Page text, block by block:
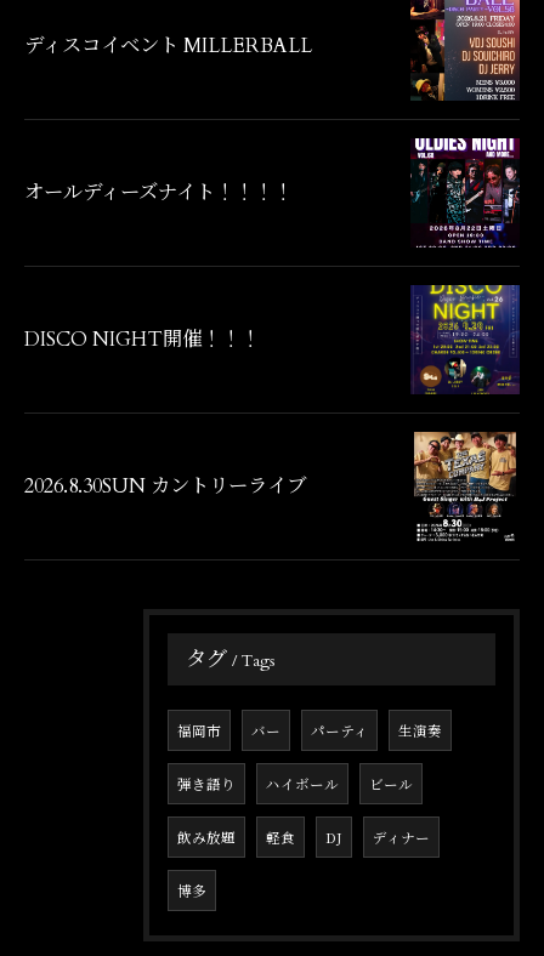
ディスコイベント MILLERBALL
オールディーズナイト！！！！
DISCO NIGHT開催！！！
2026.8.30SUN カントリーライブ
タグ Tags
福岡市 バー パーティ 生演奏
弾き語り ハイボール ビール
飲み放題 軽食 DJ ディナー
博多